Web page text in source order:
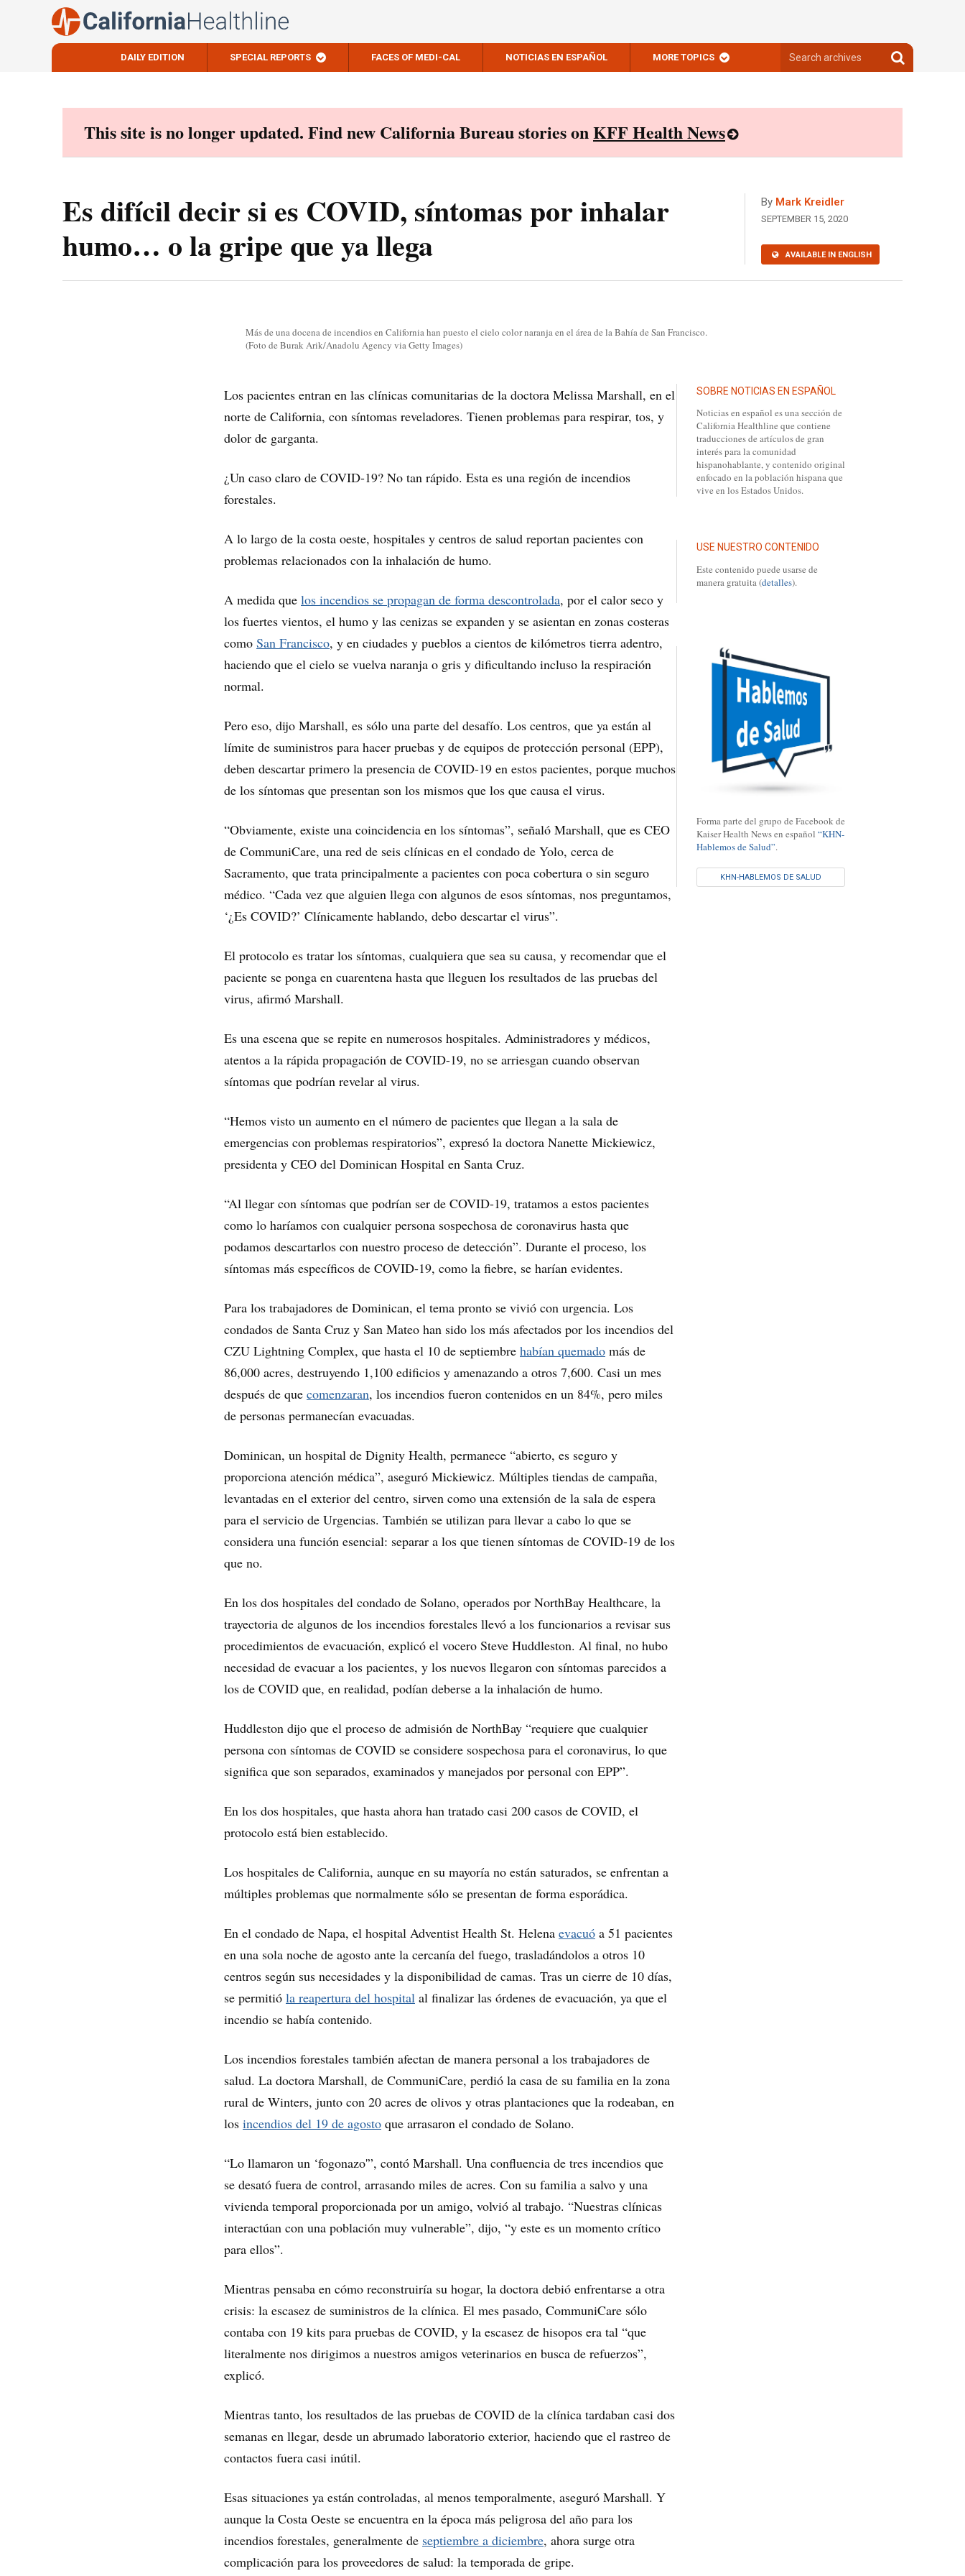
DAILY EDITION SPECIAL REPORTS FACES OF MEDI-CAL NOTICIAS EN ESPAÑOL MORE TOPICS
archives
Search
archives
This site is no longer updated. Find new California Bureau stories onKFF Health News
Es difícil decir si es COVID, síntomas por inhalar
humo… o la gripe que ya llega
By Mark Kreidler
SEPTEMBER 15, 2020
AVAILABLE IN ENGLISH
Más de una docena de incendios en California han puesto el cielo color naranja en el área de la Bahía de San Francisco.
(Foto de Burak Arik/Anadolu Agency via Getty Images)
SOBRE NOTICIAS EN ESPAÑOL
Noticias en español es una sección de
California Healthline que contiene
traducciones de artículos de gran
interés para la comunidad
hispanohablante, y contenido original
enfocado en la población hispana que
vive en los Estados Unidos.
USE NUESTRO CONTENIDO
Este contenido puede usarse de
manera gratuita (detalles).
Los pacientes entran en las clínicas comunitarias de la doctora Melissa Marshall, en el
norte de California, con síntomas reveladores. Tienen problemas para respirar, tos, y
dolor de garganta.
¿Un caso claro de COVID-19? No tan rápido. Esta es una región de incendios
forestales.
Forma parte del grupo de Facebook de
Kaiser Health News en español “KHN-
Hablemos de Salud”.
KHN-HABLEMOS DE SALUD
A lo largo de la costa oeste, hospitales y centros de salud reportan pacientes con
problemas relacionados con la inhalación de humo.
A medida que los incendios se propagan de forma descontrolada, por el calor seco y
los fuertes vientos, el humo y las cenizas se expanden y se asientan en zonas costeras
como San Francisco, y en ciudades y pueblos a cientos de kilómetros tierra adentro,
haciendo que el cielo se vuelva naranja o gris y dificultando incluso la respiración
normal.
Pero eso, dijo Marshall, es sólo una parte del desafío. Los centros, que ya están al
límite de suministros para hacer pruebas y de equipos de protección personal (EPP),
deben descartar primero la presencia de COVID-19 en estos pacientes, porque muchos
de los síntomas que presentan son los mismos que los que causa el virus.
“Obviamente, existe una coincidencia en los síntomas”, señaló Marshall, que es CEO
de CommuniCare, una red de seis clínicas en el condado de Yolo, cerca de
Sacramento, que trata principalmente a pacientes con poca cobertura o sin seguro
médico. “Cada vez que alguien llega con algunos de esos síntomas, nos preguntamos,
‘¿Es COVID?’ Clínicamente hablando, debo descartar el virus”.
El protocolo es tratar los síntomas, cualquiera que sea su causa, y recomendar que el
paciente se ponga en cuarentena hasta que lleguen los resultados de las pruebas del
virus, afirmó Marshall.
Es una escena que se repite en numerosos hospitales. Administradores y médicos,
atentos a la rápida propagación de COVID-19, no se arriesgan cuando observan
síntomas que podrían revelar al virus.
“Hemos visto un aumento en el número de pacientes que llegan a la sala de
emergencias con problemas respiratorios”, expresó la doctora Nanette Mickiewicz,
presidenta y CEO del Dominican Hospital en Santa Cruz.
“Al llegar con síntomas que podrían ser de COVID-19, tratamos a estos pacientes
como lo haríamos con cualquier persona sospechosa de coronavirus hasta que
podamos descartarlos con nuestro proceso de detección”. Durante el proceso, los
síntomas más específicos de COVID-19, como la fiebre, se harían evidentes.
Para los trabajadores de Dominican, el tema pronto se vivió con urgencia. Los
condados de Santa Cruz y San Mateo han sido los más afectados por los incendios del
CZU Lightning Complex, que hasta el 10 de septiembre habían quemado más de
86,000 acres, destruyendo 1,100 edificios y amenazando a otros 7,600. Casi un mes
después de que comenzaran, los incendios fueron contenidos en un 84%, pero miles
de personas permanecían evacuadas.
Dominican, un hospital de Dignity Health, permanece “abierto, es seguro y
proporciona atención médica”, aseguró Mickiewicz. Múltiples tiendas de campaña,
levantadas en el exterior del centro, sirven como una extensión de la sala de espera
para el servicio de Urgencias. También se utilizan para llevar a cabo lo que se
considera una función esencial: separar a los que tienen síntomas de COVID-19 de los
que no.
En los dos hospitales del condado de Solano, operados por NorthBay Healthcare, la
trayectoria de algunos de los incendios forestales llevó a los funcionarios a revisar sus
procedimientos de evacuación, explicó el vocero Steve Huddleston. Al final, no hubo
necesidad de evacuar a los pacientes, y los nuevos llegaron con síntomas parecidos a
los de COVID que, en realidad, podían deberse a la inhalación de humo.
Huddleston dijo que el proceso de admisión de NorthBay “requiere que cualquier
persona con síntomas de COVID se considere sospechosa para el coronavirus, lo que
significa que son separados, examinados y manejados por personal con EPP”.
En los dos hospitales, que hasta ahora han tratado casi 200 casos de COVID, el
protocolo está bien establecido.
Los hospitales de California, aunque en su mayoría no están saturados, se enfrentan a
múltiples problemas que normalmente sólo se presentan de forma esporádica.
En el condado de Napa, el hospital Adventist Health St. Helena evacuó a 51 pacientes
en una sola noche de agosto ante la cercanía del fuego, trasladándolos a otros 10
centros según sus necesidades y la disponibilidad de camas. Tras un cierre de 10 días,
se permitió la reapertura del hospital al finalizar las órdenes de evacuación, ya que el
incendio se había contenido.
Los incendios forestales también afectan de manera personal a los trabajadores de
salud. La doctora Marshall, de CommuniCare, perdió la casa de su familia en la zona
rural de Winters, junto con 20 acres de olivos y otras plantaciones que la rodeaban, en
los incendios del 19 de agosto que arrasaron el condado de Solano.
“Lo llamaron un ‘fogonazo'”, contó Marshall. Una confluencia de tres incendios que
se desató fuera de control, arrasando miles de acres. Con su familia a salvo y una
vivienda temporal proporcionada por un amigo, volvió al trabajo. “Nuestras clínicas
interactúan con una población muy vulnerable”, dijo, “y este es un momento crítico
para ellos”.
Mientras pensaba en cómo reconstruiría su hogar, la doctora debió enfrentarse a otra
crisis: la escasez de suministros de la clínica. El mes pasado, CommuniCare sólo
contaba con 19 kits para pruebas de COVID, y la escasez de hisopos era tal “que
literalmente nos dirigimos a nuestros amigos veterinarios en busca de refuerzos”,
explicó.
Mientras tanto, los resultados de las pruebas de COVID de la clínica tardaban casi dos
semanas en llegar, desde un abrumado laboratorio exterior, haciendo que el rastreo de
contactos fuera casi inútil.
Esas situaciones ya están controladas, al menos temporalmente, aseguró Marshall. Y
aunque la Costa Oeste se encuentra en la época más peligrosa del año para los
incendios forestales, generalmente de septiembre a diciembre, ahora surge otra
complicación para los proveedores de salud: la temporada de gripe.